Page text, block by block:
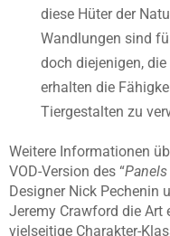
diese Hüter der
Wandlungen sind
doch diejenigen,
erhalten die
Tiergestalten zu
Weitere Informationen
VOD-Version des “
Designer Nick Pechenin
Jeremy Crawford die Art
vielseitige Charakter-